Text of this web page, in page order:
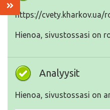
https://cvety.kharkov.ua/
Hienoa, sivustossasi on
Analyysit
Hienoa, sivustossasi on